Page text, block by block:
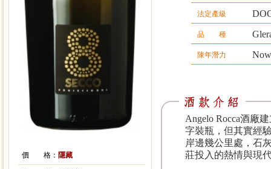
價 格： 隱藏
法定產級
品 種
陳年潛力 Now
Angelo Rocca酒廠
字裝瓶，但其實經
岸邊幾公里處，石
莊投入的熱情與現